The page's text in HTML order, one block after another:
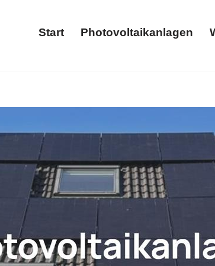
Start Photovoltaikanlagen
✓Stromspeicher, Photovoltaikanlage,
Nauort bei 𝐖𝐎𝐋𝐓𝐈𝐂𝐒 – Ihr PV-Fachmann.